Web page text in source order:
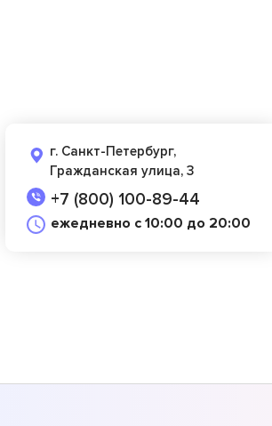
г. Санкт-Петербург,
Гражданская улица, 3
+7 (800) 100-89-44
ежедневно с 10:00 до 20:00